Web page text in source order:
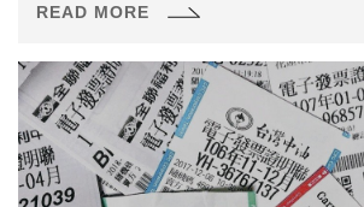
READ MORE